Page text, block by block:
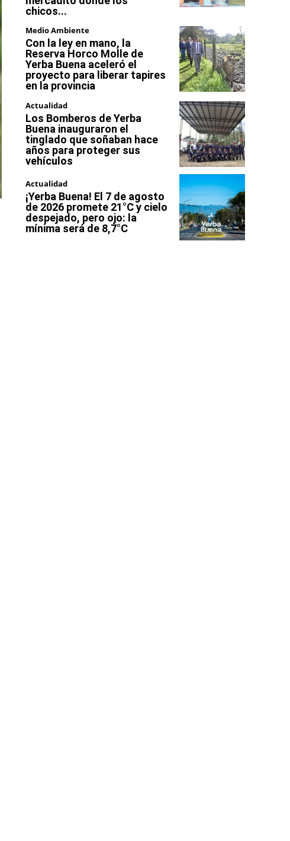
chicos...
Medio Ambiente
Con la ley en mano, la
Reserva Horco Molle de
Yerba Buena aceleró el
proyecto para liberar tapires
en la provincia
Actualidad
Los Bomberos de Yerba
Buena inauguraron el
tinglado que soñaban hace
años para proteger sus
vehículos
Actualidad
¡Yerba Buena! El 7 de agosto
de 2026 promete 21°C y cielo
despejado, pero ojo: la
mínima será de 8,7°C